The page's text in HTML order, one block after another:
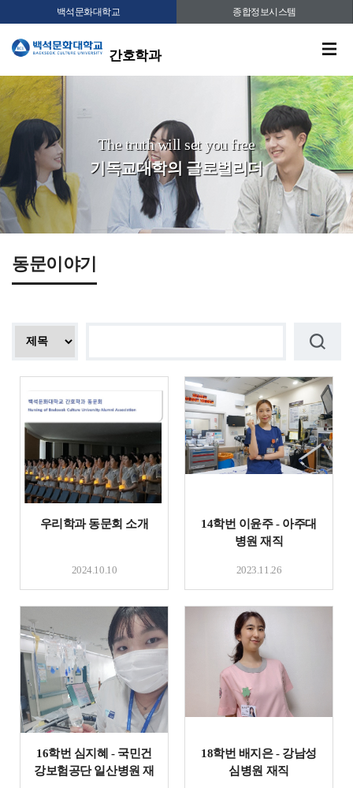
백석문화대학교 종합정보시스템
간호학과
The truth will set you free
기독교대학의 글로벌리더
동문이야기
우리학과 동문회 소개
2024.10.10
14학번 이윤주 - 아주대
병원 재직
2023.11.26
16학번 심지혜 - 국민건
강보험공단 일산병원 재
18학번 배지은 - 강남성
심병원 재직